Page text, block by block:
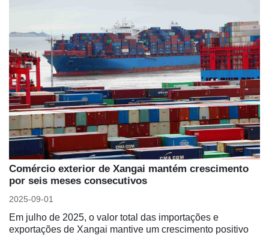
Comércio exterior de Xangai mantém crescimento
por seis meses consecutivos
2025-09-01
Em julho de 2025, o valor total das importações e
exportações de Xangai mantive um crescimento positivo